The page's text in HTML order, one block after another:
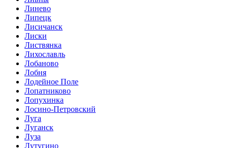
Линево
Липецк
Лисичанск
Лиски
Листвянка
Лихославль
Лобаново
Лобня
Лодейное Поле
Лопатниково
Лопухинка
Лосино-Петровский
Луга
Луганск
Луза
Лутугино